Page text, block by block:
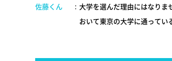
佐藤くん
: 大学を選んだ理由にはなりま
おいて東京の大学に通ってい